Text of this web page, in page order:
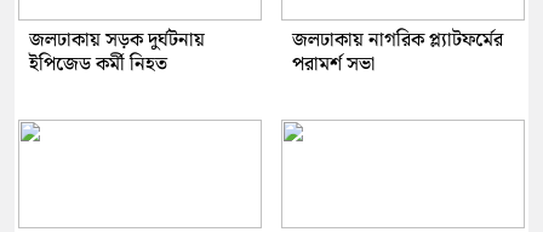
জলঢাকায় সড়ক দুর্ঘটনায়
ইপিজেড কর্মী নিহত
জলঢাকায় নাগরিক প্ল্যাটফর্মের
পরামর্শ সভা